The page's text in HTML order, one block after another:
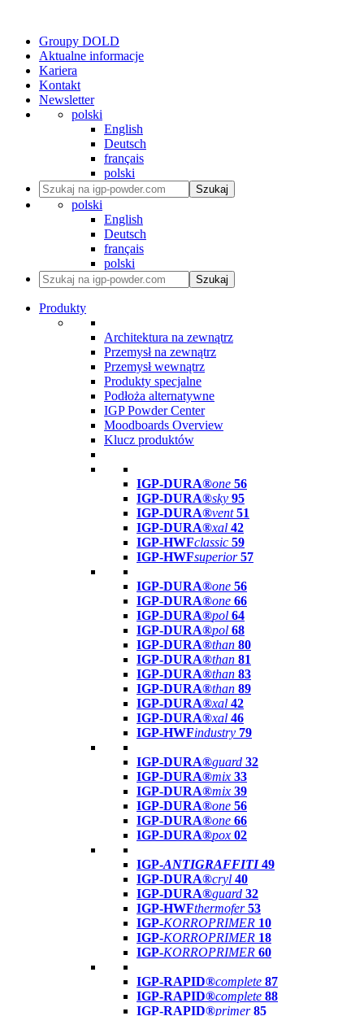
Groupy DOLD
Aktualne informacje
Kariera
Kontakt
Newsletter
polski
English
Deutsch
français
polski
Szukaj
polski
English
Deutsch
français
polski
Szukaj
Produkty
Architektura na zewnątrz
Przemysł na zewnątrz
Przemysł wewnątrz
Produkty specjalne
Podłoża alternatywne
IGP Powder Center
Moodboards Overview
Klucz produktów
IGP-DURA®one 56
IGP-DURA®sky 95
IGP-DURA®vent 51
IGP-DURA®xal 42
IGP-HWFclassic 59
IGP-HWFsuperior 57
IGP-DURA®one 56
IGP-DURA®one 66
IGP-DURA®pol 64
IGP-DURA®pol 68
IGP-DURA®than 80
IGP-DURA®than 81
IGP-DURA®than 83
IGP-DURA®than 89
IGP-DURA®xal 42
IGP-DURA®xal 46
IGP-HWFindustry 79
IGP-DURA®guard 32
IGP-DURA®mix 33
IGP-DURA®mix 39
IGP-DURA®one 56
IGP-DURA®one 66
IGP-DURA®pox 02
IGP-ANTIGRAFFITI49
IGP-DURA®cryl 40
IGP-DURA®guard 32
IGP-HWFthermofer 53
IGP-KORROPRIMER 10
IGP-KORROPRIMER 18
IGP-KORROPRIMER 60
IGP-RAPID®complete 87
IGP-RAPID®complete 88
IGP-RAPID®primer 85